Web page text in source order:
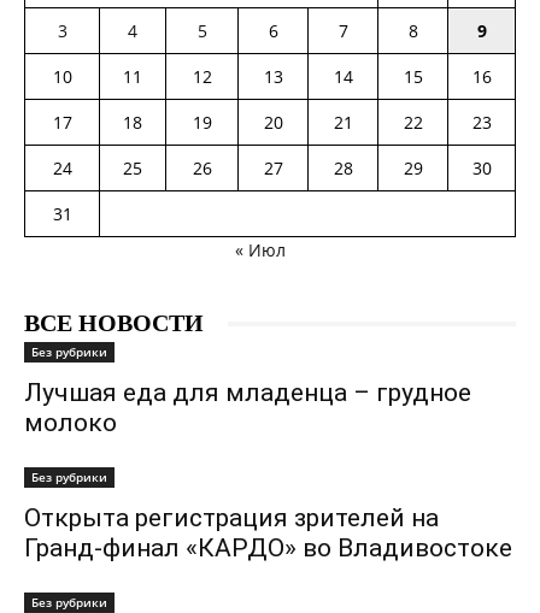
3
4 5 6 7 8
9
10
11 12 13 14 15
16
17
18 19 20 21 22
23
24
25 26 27 28 29
30
31
« Июл
ВСЕ НОВОСТИ
Без рубрики
Лучшая еда для младенца – грудное
молоко
Без рубрики
Открыта регистрация зрителей на
Гранд-финал «КАРДО» во Владивостоке
Без рубрики